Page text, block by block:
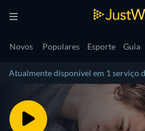
Novos Populares Esporte Guia
Atualmente disponível em 1 serviço